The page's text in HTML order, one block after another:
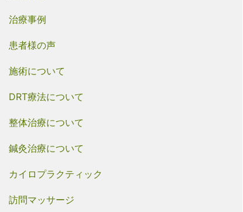
治療事例
患者様の声
施術について
DRT療法について
整体治療について
鍼灸治療について
カイロプラクティック
訪問マッサージ